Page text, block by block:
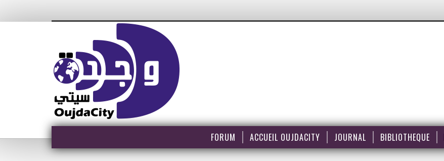
FORUM ACCUEIL OUJDACITY JOURNAL BIBLIOTHEQUE